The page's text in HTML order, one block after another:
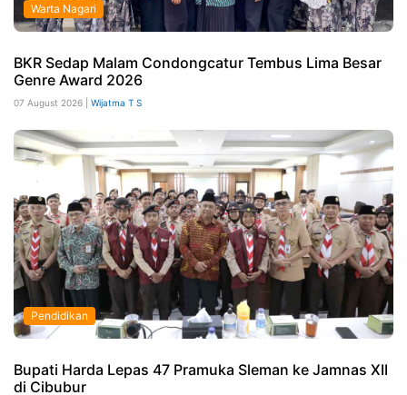
Warta Nagari
BKR Sedap Malam Condongcatur Tembus Lima Besar
Genre Award 2026
07 August 2026 | Wijatma T S
Pendidikan
Bupati Harda Lepas 47 Pramuka Sleman ke Jamnas XII
di Cibubur